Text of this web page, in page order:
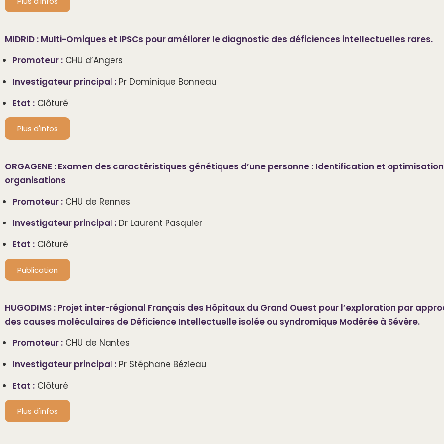
MIDRID : Multi-Omiques et IPSCs pour améliorer le diagnostic des déficiences intellectuelles rares.
Promoteur : CHU d’Angers
Investigateur principal : Pr Dominique Bonneau
Etat : Clôturé
Plus d'infos
ORGAGENE : Examen des caractéristiques génétiques d’une personne : Identification et
organisations
Promoteur : CHU de Rennes
Investigateur principal : Dr Laurent Pasquier
Etat : Clôturé
Publication
HUGODIMS : Projet inter-régional Français des Hôpitaux du Grand Ouest pour l’exploration par
des causes moléculaires de Déficience Intellectuelle isolée ou syndromique Modérée à Sévère.
Promoteur : CHU de Nantes
Investigateur principal : Pr Stéphane Bézieau
Etat : Clôturé
Plus d'infos